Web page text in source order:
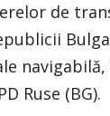
de
navigabilă,
Ruse (BG).